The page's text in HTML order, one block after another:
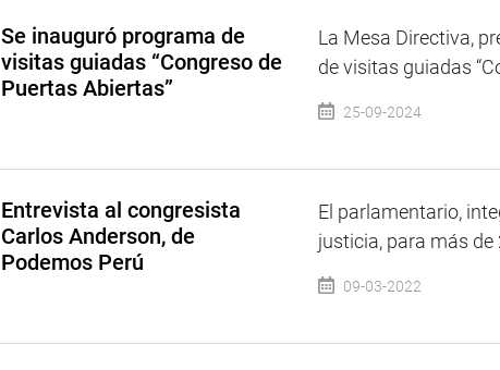
Se inauguró programa de
visitas guiadas “Congreso de
Puertas Abiertas”
La Mesa Directiva,
de visitas guiadas
25-09-2024
Entrevista al congresista
Carlos Anderson, de
Podemos Perú
El parlamentario,
justicia, para más de
09-03-2022